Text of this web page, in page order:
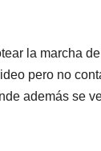
la marcha
pero no
además se